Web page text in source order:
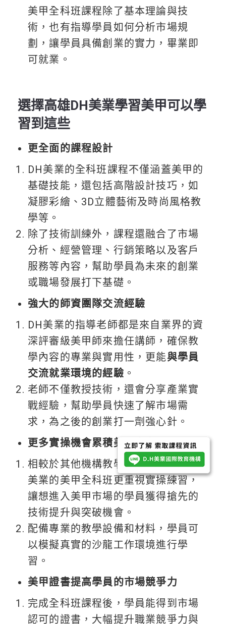
美甲全科班課程除了基本理論與技
術，也有指導學員如何分析市場規
劃，讓學員具備創業的實力，畢業即
可就業。
選擇高雄DH美業學習美甲可以學
習到這些
更全面的課程設計
DH美業的全科班課程不僅涵蓋美甲的
基礎技能，還包括高階設計技巧，如
凝膠彩繪、3D立體藝術及時尚風格教
學等。
除了技術訓練外，課程還融合了市場
分析、經營管理、行銷策略以及客戶
服務等內容，幫助學員為未來的創業
或職場發展打下基礎。
強大的師資團隊交流經驗
DH美業的指導老師都是來自業界的資
深評審級美甲師來擔任講師，確保教
學內容的專業與實用性，更能與學員
交流就業環境的經驗。
老師不僅教授技術，還會分享產業實
戰經驗，幫助學員快速了解市場需
求，為之後的創業打一劑強心針。
更多實操機會累積美甲實力
相較於其他機構教學的基礎課程，DH
美業的美甲全科班更重視實操練習，
讓想進入美甲市場的學員獲得搶先的
技術提升與突破機會。
配備專業的教學設備和材料，學員可
以模擬真實的沙龍工作環境進行學
習。
美甲證書提高學員的市場競爭力
完成全科班課程後，學員能得到市場
認可的證書，大幅提升職業競爭力與